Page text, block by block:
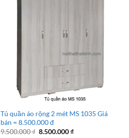
Tủ quần áo rộng 2 mét MS 1035 Giá
bán = 8.500.000 đ
9.500.000₫ Giá
8.500.000₫Giá